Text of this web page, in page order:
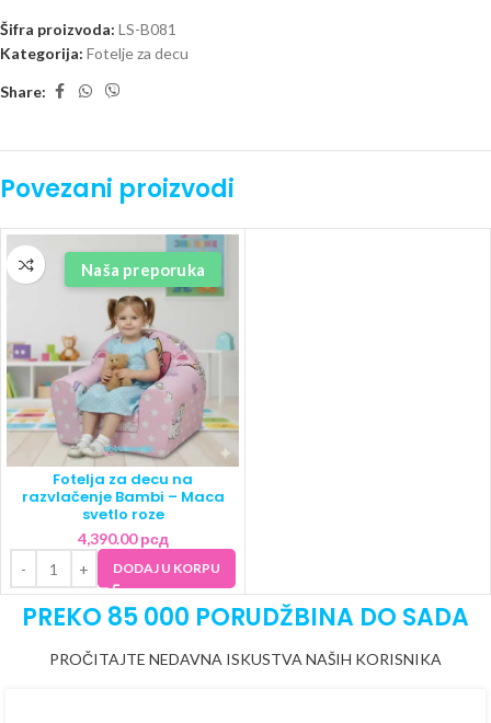
Šifra proizvoda: LS-B081
Kategorija: Fotelje za decu
Share:
Povezani proizvodi
Naša preporuka
Fotelja za decu na
razvlačenje Bambi – Maca
svetlo roze
4,390.00рсд
DODAJ U KORPU
PREKO 85 000 PORUDŽBINA DO SADA
PROČITAJTE NEDAVNA ISKUSTVA NAŠIH KORISNIKA